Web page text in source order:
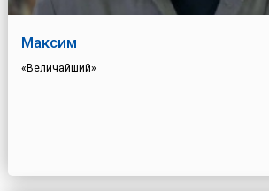
Максим
«Величайший»